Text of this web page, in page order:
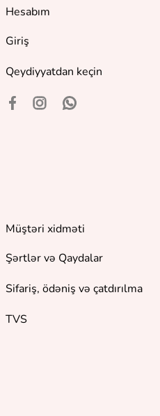
Hesabım
Giriş
Qeydiyyatdan keçin
Müştəri xidməti
Şərtlər və Qaydalar
Sifariş, ödəniş və çatdırılma
TVS